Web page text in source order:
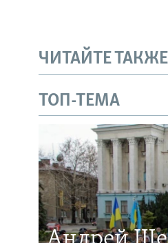
ЧИТАЙТЕ
ТОП-ТЕМА